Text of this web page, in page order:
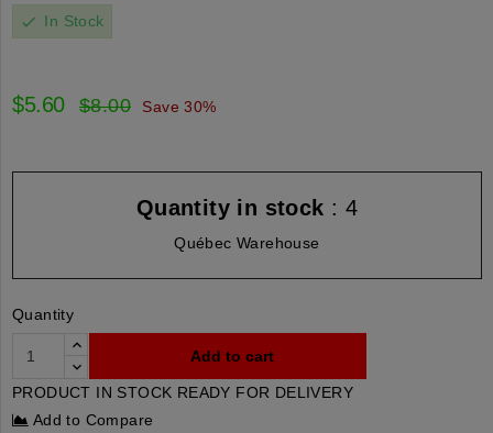
check In Stock
$5.60 $8.00 Save 30%
Quantity in stock : 4
Québec Warehouse
Quantity
Add to cart
PRODUCT IN STOCK READY FOR DELIVERY
Add to Compare